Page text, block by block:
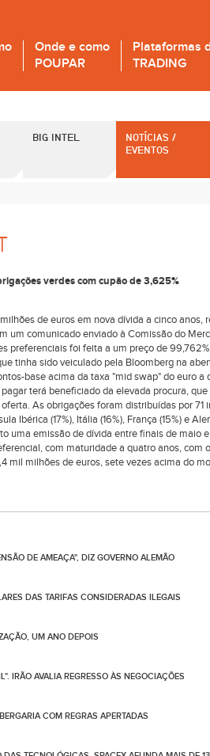
Onde e como
POUPAR
Plataformas
TRADING
BIG INTEL
NOTÍCIAS /
EVENTOS
verdes com cupão de 3,625%
de euros em nova dívida a cinco anos,
um comunicado enviado à Comissão do
preferenciais foi feita a um preço de
tinha sido veiculado pela Bloomberg na
base acima da taxa "mid swap" do euro a
terá beneficiado da elevada procura,
As obrigações foram distribuídas por 71
Ibérica (17%), Itália (16%), França (15%) e
uma emissão de dívida entre finais de maio
com maturidade a quatro anos, com
mil milhões de euros, sete vezes acima do
DE AMEAÇA", DIZ GOVERNO ALEMÃO
DAS TARIFAS CONSIDERADAS ILEGAIS
UM ANO DEPOIS
IRÃO AVALIA REGRESSO ÀS NEGOCIAÇÕES
COM REGRAS APERTADAS